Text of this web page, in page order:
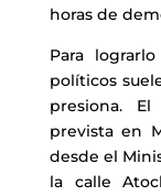
horas de
Para
políticos
presiona.
prevista en
desde el
la calle